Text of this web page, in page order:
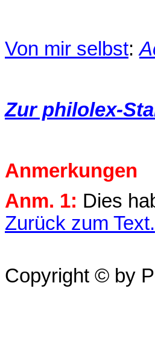
Von mir selbst:
Zur philolex-
Anmerkungen
Anm. 1: Dies
Zurück zum Text.
Copyright © by